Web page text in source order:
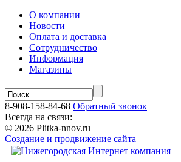
О компании
Новости
Оплата и доставка
Сотрудничество
Информация
Магазины
8-908-158-84-68 Обратный звонок
Всегда на связи:
© 2026 Plitka-nnov.ru
Создание и продвижение сайта